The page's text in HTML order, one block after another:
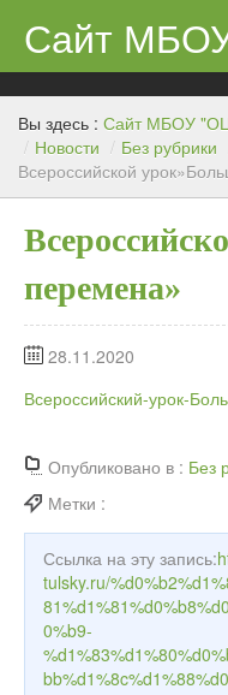
Сведения об
ЕГЭ-11 и ГИА
Карта сайта
О нас
Ученикам
Центр «Точка роста»
Родителям
Вы здесь : Сайт МБОУ
/ Новости / Без рубрики
Всероссийской
перемена»
28.11.2020
Всероссийский-урок-
Опубликовано в : Без
Метки :
Ссылка на эту запись:
tulsky.ru/
0%b9-